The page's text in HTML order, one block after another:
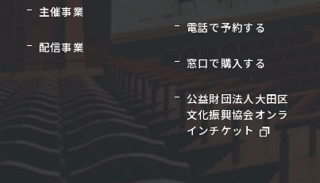
主催事業
配信事業
電話で予約する
窓口で購入する
公益財団法人大田区
文化振興協会オンラ
インチケット